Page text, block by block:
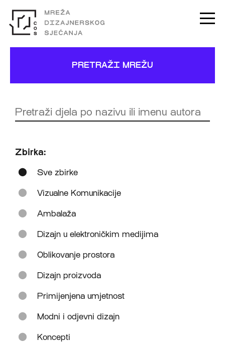
PRETRAŽI MREŽU
Zbirka:
Sve zbirke
Vizualne Komunikacije
Ambalaža
Dizajn u elektroničkim medijima
Oblikovanje prostora
Dizajn proizvoda
Primijenjena umjetnost
Modni i odjevni dizajn
Koncepti